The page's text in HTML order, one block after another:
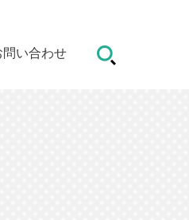
問い合わせ